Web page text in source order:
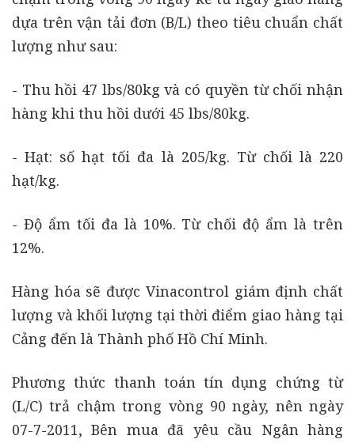
dựa trên vận tải đơn (B/L) theo tiêu chuẩn chất
lượng như sau:
- Thu hồi 47 lbs/80kg và có quyền từ chối nhận
hàng khi thu hồi dưới 45 lbs/80kg.
- Hạt: số hạt tối đa là 205/kg. Từ chối là 220
hạt/kg.
- Độ ẩm tối đa là 10%. Từ chối độ ẩm là trên
12%.
Hàng hóa sẽ được Vinacontrol giám định chất
lượng và khối lượng tại thời điểm giao hàng tại
Cảng đến là Thành phố Hồ Chí Minh.
Phương thức thanh toán tín dụng chứng từ
(L/C) trả chậm trong vòng 90 ngày, nên ngày
07-7-2011, Bên mua đã yêu cầu Ngân hàng